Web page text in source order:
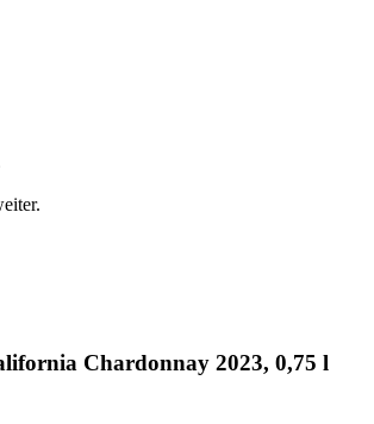
Chardonnay 2023, 0,75 l